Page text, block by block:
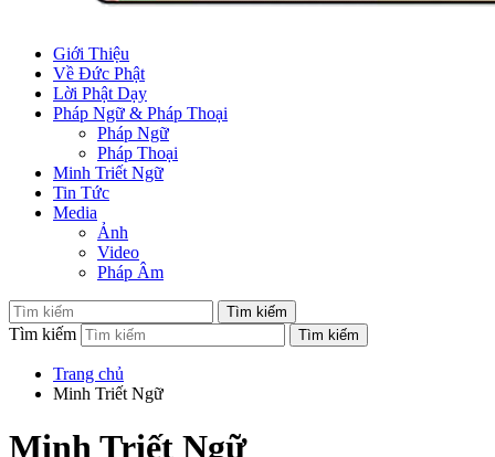
Giới Thiệu
Về Đức Phật
Lời Phật Dạy
Pháp Ngữ & Pháp Thoại
Pháp Ngữ
Pháp Thoại
Minh Triết Ngữ
Tin Tức
Media
Ảnh
Video
Pháp Âm
Tìm kiếm
Trang chủ
Minh Triết Ngữ
Minh Triết Ngữ